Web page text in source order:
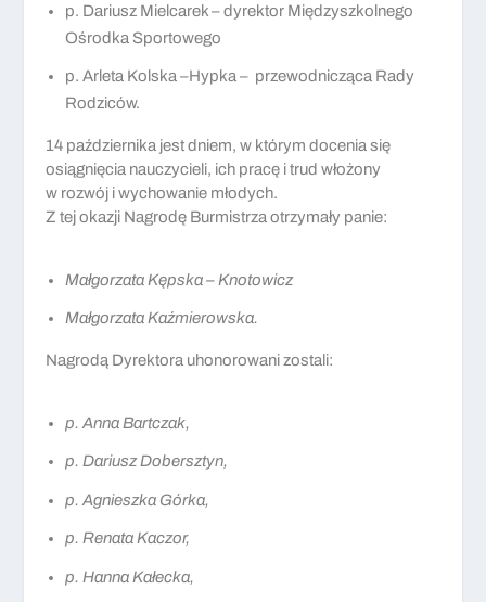
p. Dariusz Mielcarek – dyrektor Międzyszkolnego
Ośrodka Sportowego
p. Arleta Kolska –Hypka – przewodnicząca Rady
Rodziców.
14 października jest dniem, w którym docenia się
osiągnięcia nauczycieli, ich pracę i trud włożony
w rozwój i wychowanie młodych.
Z tej okazji Nagrodę Burmistrza otrzymały panie:
Małgorzata Kępska – Knotowicz
Małgorzata Kaźmierowska.
Nagrodą Dyrektora uhonorowani zostali:
p. Anna Bartczak,
p. Dariusz Dobersztyn,
p. Agnieszka Górka,
p. Renata Kaczor,
p. Hanna Kałecka,